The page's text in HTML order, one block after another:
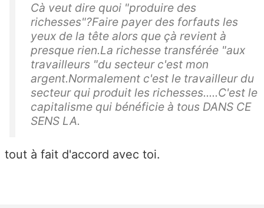
Cà veut dire quoi "produire des
richesses"?Faire payer des forfauts les
yeux de la tête alors que çà revient à
presque rien.La richesse transférée "aux
travailleurs "du secteur c'est mon
argent.Normalement c'est le travailleur du
secteur qui produit les richesses.....C'est le
capitalisme qui bénéficie à tous DANS CE
SENS LA.
tout à fait d'accord avec toi.